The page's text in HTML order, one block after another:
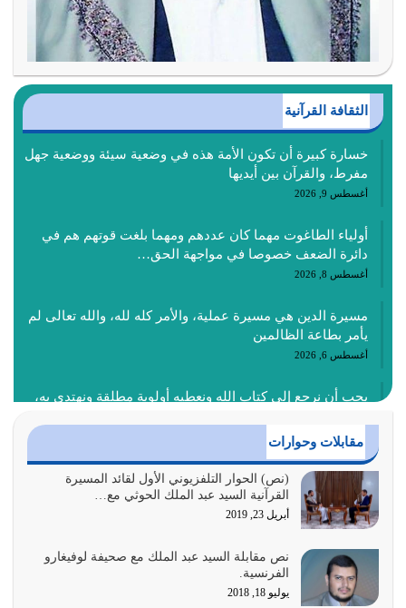
الثقافة القرآنية
خسارة كبيرة أن تكون الأمة هذه في وضعية سيئة ووضعية جهل
مفرط، والقرآن بين أيديها
أغسطس 9, 2026
أولياء الطاغوت مهما كان عددهم ومهما بلغت قوتهم هم في
دائرة الضعف خصوصا في مواجهة الحق…
أغسطس 8, 2026
مسيرة الدين هي مسيرة عملية، والأمر كله لله، والله تعالى لم
يأمر بطاعة الظالمين
أغسطس 6, 2026
يجب أن نرجع إلى كتاب الله ونعطيه أولوية مطلقة ونهتدي به،
أغسطس 4, 2026
عندما لم تؤخذ منهجية تعليم الناس من خلال القرآن الكريم
حصل ضياع للأمة وضياع للأجيال
أغسطس 3, 2026
الغاية من الصلاة هو ذكر الله (أقم الصلاة لذكري) إضافة إلى
{وَأَعِدُّوا لَهُمْ مَا…
أغسطس 2, 2026
مقابلات وحوارات
(نص) الحوار التلفزيوني الأول لقائد المسيرة
القرآنية السيد عبد الملك الحوثي مع…
أبريل 23, 2019
نص مقابلة السيد عبد الملك مع صحيفة لوفيغارو
الفرنسية.
يوليو 18, 2018